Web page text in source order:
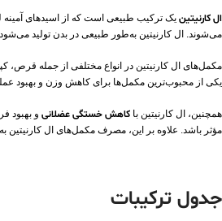
ال کارنیتین یک ترکیب طبیعی است که از اسیدهای آمینه
می‌شوند. ال کارنیتین به‌طور طبیعی در بدن تولید
مکمل‌های ال کارنیتین در انواع مختلفی از جمله
یکی از محبوب‌ترین مکمل‌ها برای کاهش وزن و بهبود
همچنین، ال کارنیتین با کاهش خستگی عضلانی و بهبود
مؤثر باشد. علاوه بر این، مصرف مکمل‌های ال کارنیتین
جدول ترکیبات